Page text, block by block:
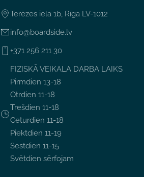
Terēzes iela 1b, Rīga LV-1012
info@boardside.lv
+371 256 211 30
FIZISKĀ VEIKALA DARBA LAIKS
Pirmdien 13-18
Otrdien 11-18
Trešdien 11-18
Ceturdien 11-18
Piektdien 11-19
Sestdien 11-15
Svētdien sērfojam